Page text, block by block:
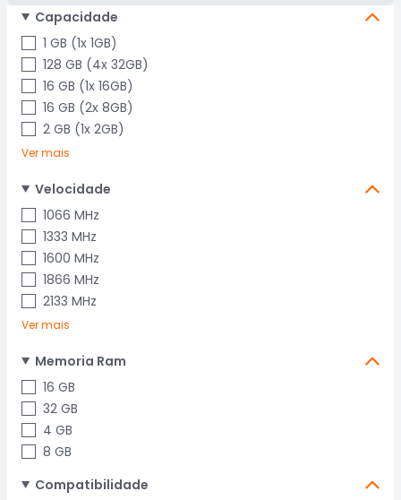
Capacidade
1 GB (1x 1GB)
128 GB (4x 32GB)
16 GB (1x 16GB)
16 GB (2x 8GB)
2 GB (1x 2GB)
Ver mais
Velocidade
1066 MHz
1333 MHz
1600 MHz
1866 MHz
2133 MHz
Ver mais
Memoria Ram
16 GB
32 GB
4 GB
8 GB
Compatibilidade